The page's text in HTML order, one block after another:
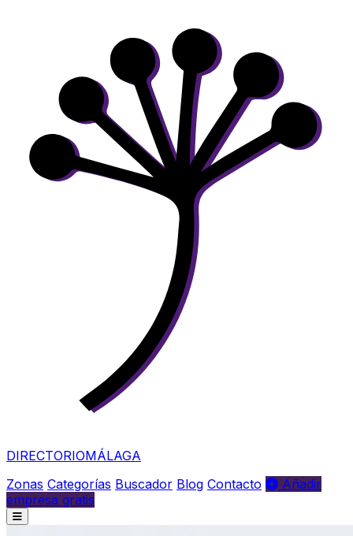
DIRECTORIOMÁLAGA
Zonas Categorías Buscador Blog Contacto
Añadir
empresa gratis